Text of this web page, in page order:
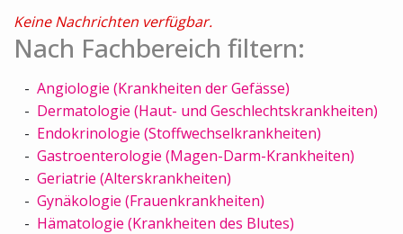
Keine Nachrichten verfügbar.
Nach Fachbereich filtern:
Angiologie (Krankheiten der Gefässe)
Dermatologie (Haut- und Geschlechtskrankheiten)
Endokrinologie (Stoffwechselkrankheiten)
Gastroenterologie (Magen-Darm-Krankheiten)
Geriatrie (Alterskrankheiten)
Gynäkologie (Frauenkrankheiten)
Hämatologie (Krankheiten des Blutes)